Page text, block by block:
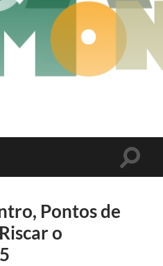
Toggle
Pontos de
o